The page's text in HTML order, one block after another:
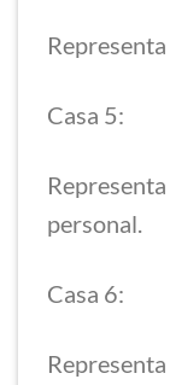
Casa 5:
personal.
Casa 6: